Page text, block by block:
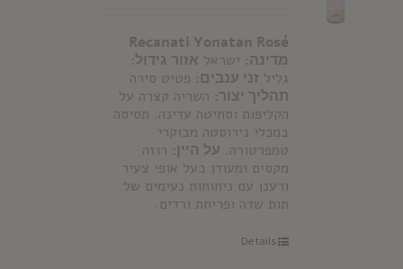
Recanati Yonatan Rosé
מדינה: ישראל אזור גידול:
גליל זני ענבים: פטיט סירה
תהליך יצור: השריה קצרה על
הקליפות וסחיטה עדינה. תסיסה
במכלי נירוסטה מבוקרי
טמפרטורה. על היין: רוזה
מקסים ומעודן בעל אופי צעיר
ורענן עם ניחוחות נעימים של
תות שדה ופריחת ורדים.
Details